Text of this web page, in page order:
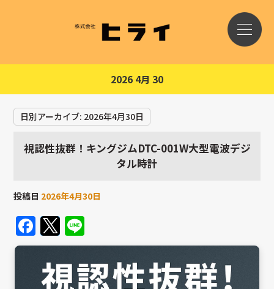
2026 4月 30
日別アーカイブ: 2026年4月30日
視認性抜群！キングジムDTC-001W大型電波デジ
タル時計
投稿日 2026年4月30日
Facebook
Twitter